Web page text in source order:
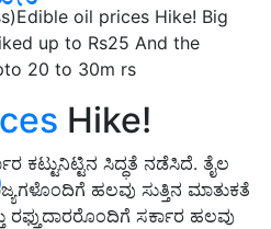
oil prices Hike! Big
up to Rs25 And the
20 to 30m rs
Hike!
ಕಟ್ಟುನಿಟ್ಟಿನ ಸಿದ್ಧತೆ ನಡೆಸಿದೆ. ತೈಲ
ಹಲವು ಸುತ್ತಿನ ಮಾತುಕತೆ
ರಫ್ತುದಾರರೊಂದಿಗೆ ಸರ್ಕಾರ ಹಲವು